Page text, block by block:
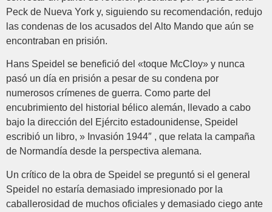
Peck de Nueva York y, siguiendo su recomendación, redujo
las condenas de los acusados del Alto Mando que aún se
encontraban en prisión.
Hans Speidel se benefició del «toque McCloy» y nunca
pasó un día en prisión a pesar de su condena por
numerosos crímenes de guerra. Como parte del
encubrimiento del historial bélico alemán, llevado a cabo
bajo la dirección del Ejército estadounidense, Speidel
escribió un libro, » Invasión 1944″ , que relata la campaña
de Normandía desde la perspectiva alemana.
Un crítico de la obra de Speidel se preguntó si el general
Speidel no estaría demasiado impresionado por la
caballerosidad de muchos oficiales y demasiado ciego ante